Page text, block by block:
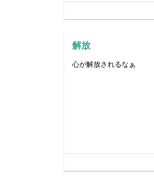
解放
心が解放されるなぁ